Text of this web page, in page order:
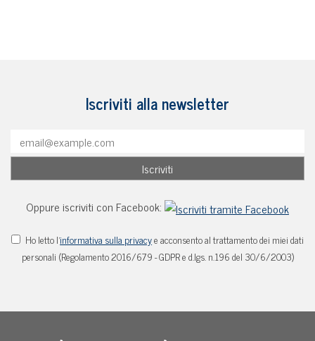
Iscriviti alla newsletter
Oppure iscriviti con Facebook:
Ho letto l'informativa sulla privacye acconsento al trattamento dei miei dati
personali (Regolamento 2016/679 - GDPR e d.lgs. n.196 del 30/6/2003)